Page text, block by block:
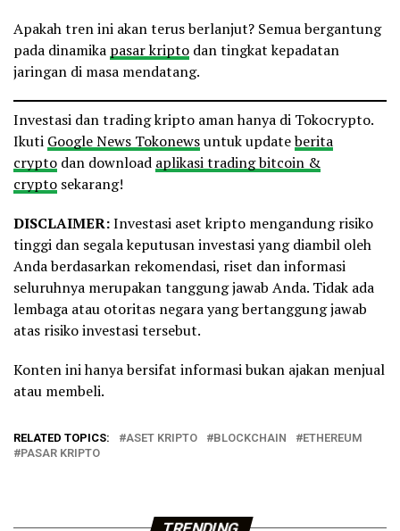
Apakah tren ini akan terus berlanjut? Semua bergantung
pada dinamika pasar kripto dan tingkat kepadatan
jaringan di masa mendatang.
Investasi dan trading kripto aman hanya di Tokocrypto.
Ikuti Google News Tokonewsuntuk updateberita
crypto dan download aplikasi trading bitcoin &
crypto sekarang!
DISCLAIMER:Investasi aset kripto mengandung risiko
tinggi dan segala keputusan investasi yang diambil oleh
Anda berdasarkan rekomendasi, riset dan informasi
seluruhnya merupakan tanggung jawab Anda. Tidak ada
lembaga atau otoritas negara yang bertanggung jawab
atas risiko investasi tersebut.
Konten ini hanya bersifat informasi bukan ajakan menjual
atau membeli.
RELATED TOPICS: ASET KRIPTO BLOCKCHAIN
ETHEREUM
PASAR KRIPTO